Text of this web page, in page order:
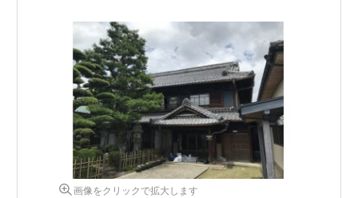
画像をクリックで拡大します